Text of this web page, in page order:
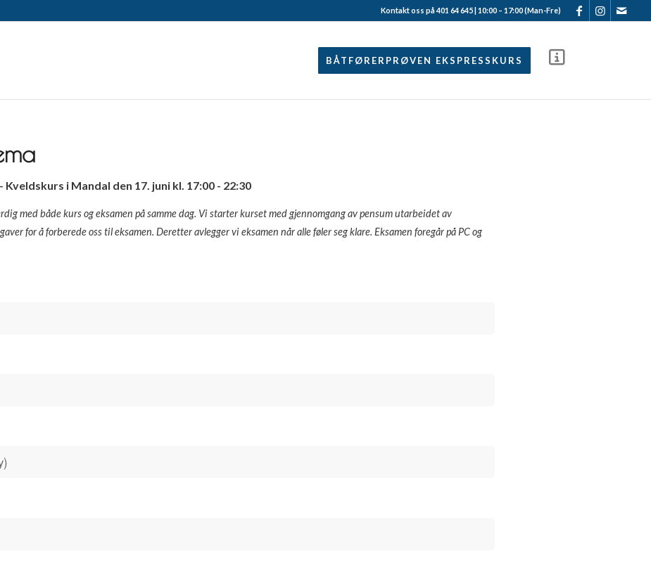
Kontakt oss på 401 64 645 | 10:00 – 17:00 (Man-Fre)
BÅTFØRERPRØVEN EKSPRESSKURS
i Mandal den 17. juni kl. 17:00 - 22:30
med både kurs og eksamen på samme dag. Vi starter kurset med gjennomgang av pensum utarbeidet av
for å forberede oss til eksamen. Deretter avlegger vi eksamen når alle føler seg klare. Eksamen foregår på PC og